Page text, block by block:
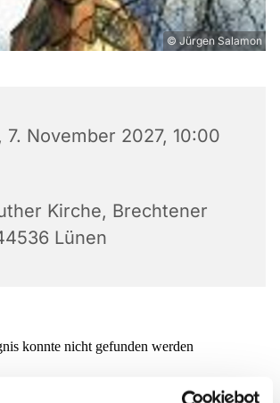
© Jürgen Salamon
7. November 2027, 10:00
Kirche, Brechtener
Lünen